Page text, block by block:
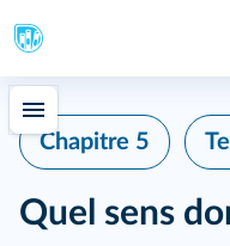
Chapitre 5
Quel sens